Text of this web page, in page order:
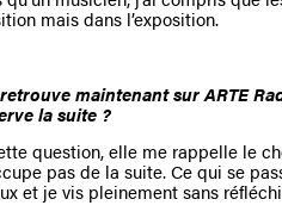
mais dans l’exposition.
maintenant sur ARTE
la suite ?
question, elle me rappelle le
pas de la suite. Ce qui se
et je vis pleinement sans